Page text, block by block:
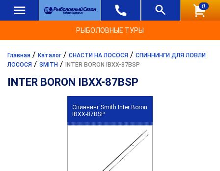
0
РЫБОЛОВНЫЕ ТУРЫ
Главная / Каталог / СНАСТИ НА ЛОСОСЯ / СПИННИНГИ ДЛЯ ЛОВЛИ
ЛОСОСЯ / SMITH / INTER BORON IBXX-87BSP
INTER BORON IBXX-87BSP
Спиннинг Smith Inter Boron
IBXX-87BSP